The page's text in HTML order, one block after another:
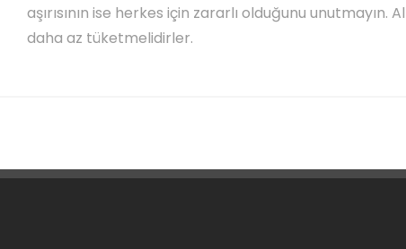
aşırısının ise herkes için zararlı olduğunu
daha az tüketmelidirler.